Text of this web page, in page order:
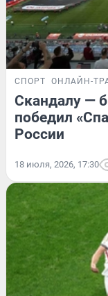
СПОРТ ОНЛАЙН-
Скандалу —
победил
России
18 июля, 2026, 17:30